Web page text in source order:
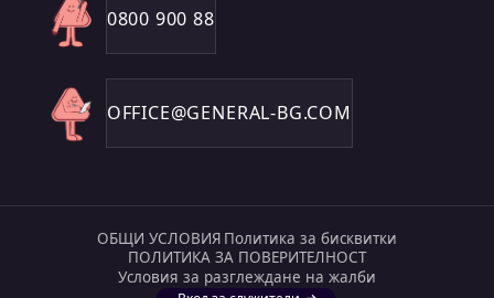
0800 900 88
OFFICE@GENERAL-BG.COM
ОБЩИ УСЛОВИЯ Политика за бисквитки
ПОЛИТИКА ЗА ПОВЕРИТЕЛНОСТ
Условия за разглеждане на жалби